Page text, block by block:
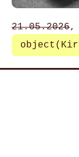
21.05.2026,